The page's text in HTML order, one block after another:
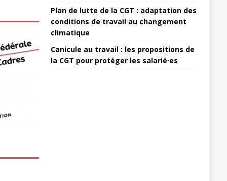
Plan de lutte de la CGT : adaptation des
conditions de travail au changement
climatique
Canicule au travail : les propositions de
la CGT pour protéger les salarié·es